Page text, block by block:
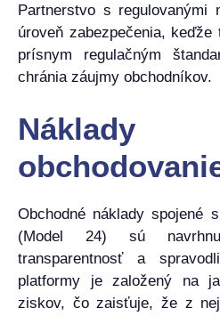
Partnerstvo s regulovanými
úroveň zabezpečenia,
prísnym regulačným
chránia záujmy obchodníkov.
Obchodné náklady spojené
(Model 24) sú
transparentnosť a
platformy je založený na
ziskov, čo zaisťuje, že z